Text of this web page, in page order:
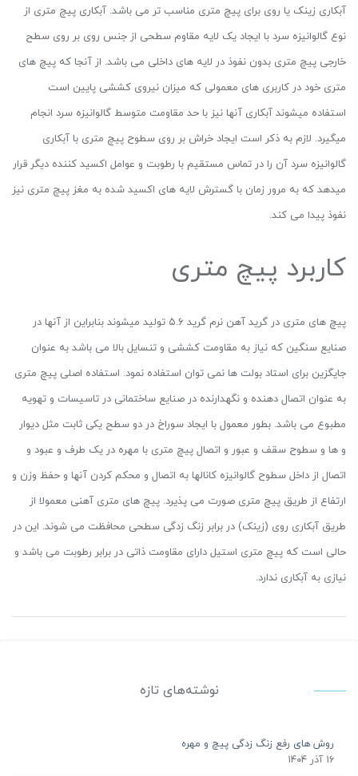
آبکاری زینک یا روی برای پیچ متری مناسب تر می باشد. آبکاری پیچ متری از
نوع گالوانیزه سرد با ایجاد یک لایه مقاوم سطحی از جنس روی بر روی سطح
خارجی پیچ متری بدون نفوذ در لایه های داخلی می باشد. از آنجا که پیچ های
متری خود در کاربری های معمولی که میزان نیروی کششی پایین است
استفاده میشوند آبکاری آنها نیز با حد مقاومت متوسط گالوانیزه سرد انجام
میگیرد. لازم به ذکر است ایجاد خراش بر روی سطوح پیچ متری با آبکاری
گالوانیزه سرد آن را در تماس مستقیم با رطوبت و عوامل اکسید کننده دیگر قرار
میدهد که به مرور زمان با گسترش لایه های اکسید شده به مغز پیچ متری نیز
نفوذ پیدا می کند.
کاربرد پیچ متری
پیچ های متری در گرید آهن نرم گرید ۵.۶ تولید میشوند بنابراین از آنها در
صنایع سنگین که نیاز به مقاومت کششی و تنسایل بالا می باشد به عنوان
جایگزین برای استاد بولت ها نمی توان استفاده نمود. استفاده اصلی پیچ متری
به عنوان اتصال دهنده و نگهدارنده در صنایع ساختمانی در تاسیسات و تهویه
مطبوع می باشد. بطور معمول با ایجاد سوراخ در دو سطح یکی ثابت مثل دیوار
و ها و سطوح سقف و عبور و اتصال پیچ متری با مهره در یک طرف و عبود و
اتصال از داخل سطوح گالوانیزه کانالها به اتصال و محکم کردن آنها و حفظ وزن و
ارتفاع از طریق پیچ متری صورت می پذیرد. پیچ های متری آهنی معمولا از
طریق آبکاری روی (زینک) در برابر زنگ زدگی سطحی محافظت می شوند. این در
حالی است که پیچ متری استیل دارای مقاومت ذاتی در برابر رطوبت می باشد و
نیازی به آبکاری ندارد.
نوشته‌های تازه
روش های رفع زنگ زدگی پیچ و مهره
۱۶ آذر ۱۴۰۴